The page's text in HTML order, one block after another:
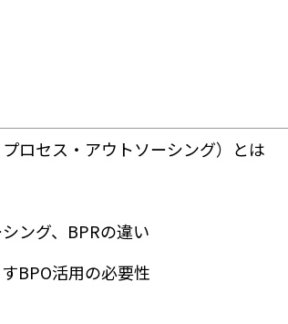
ロセス・アウトソーシング）とは
ング、BPRの違い
BPO活用の必要性